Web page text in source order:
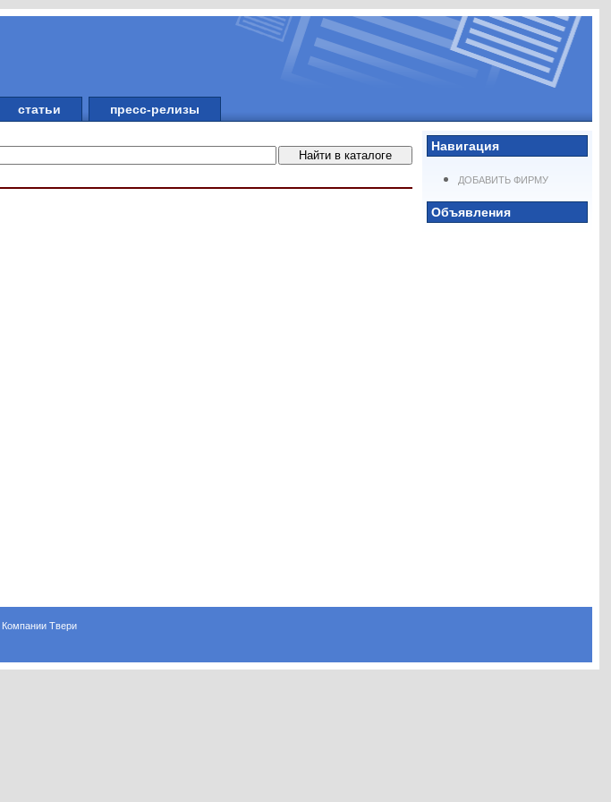
статьи пресс-релизы
Навигация
ДОБАВИТЬ ФИРМУ
Объявления
Компании Твери